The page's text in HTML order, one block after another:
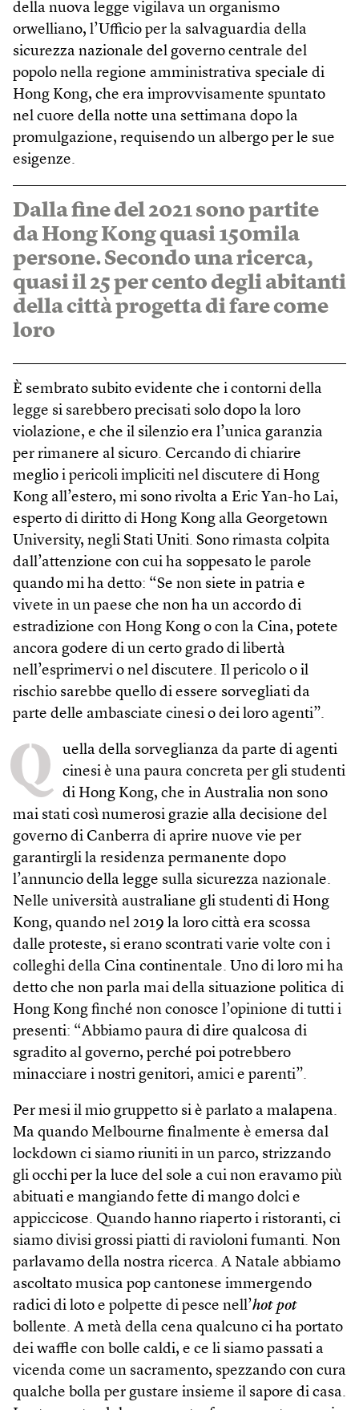
della nuova legge vigilava un organismo
orwelliano, l’Ufficio per la salvaguardia della
sicurezza nazionale del governo centrale del
popolo nella regione amministrativa speciale di
Hong Kong, che era improvvisamente spuntato
nel cuore della notte una settimana dopo la
promulgazione, requisendo un albergo per le sue
esigenze.
Dalla fine del 2021 sono partite
da Hong Kong quasi 150mila
persone. Secondo una ricerca,
quasi il 25 per cento degli abitanti
della città progetta di fare come
loro
È sembrato subito evidente che i contorni della
legge si sarebbero precisati solo dopo la loro
violazione, e che il silenzio era l’unica garanzia
per rimanere al sicuro. Cercando di chiarire
meglio i pericoli impliciti nel discutere di Hong
Kong all’estero, mi sono rivolta a Eric Yan-ho Lai,
esperto di diritto di Hong Kong alla Georgetown
University, negli Stati Uniti. Sono rimasta colpita
dall’attenzione con cui ha soppesato le parole
quando mi ha detto: “Se non siete in patria e
vivete in un paese che non ha un accordo di
estradizione con Hong Kong o con la Cina, potete
ancora godere di un certo grado di libertà
nell’esprimervi o nel discutere. Il pericolo o il
rischio sarebbe quello di essere sorvegliati da
parte delle ambasciate cinesi o dei loro agenti”.
Q uella della sorveglianza da parte di agenti
cinesi è una paura concreta per gli studenti
di Hong Kong, che in Australia non sono
mai stati così numerosi grazie alla decisione del
governo di Canberra di aprire nuove vie per
garantirgli la residenza permanente dopo
l’annuncio della legge sulla sicurezza nazionale.
Nelle università australiane gli studenti di Hong
Kong, quando nel 2019 la loro città era scossa
dalle proteste, si erano scontrati varie volte con i
colleghi della Cina continentale. Uno di loro mi ha
detto che non parla mai della situazione politica di
Hong Kong finché non conosce l’opinione di tutti i
presenti: “Abbiamo paura di dire qualcosa di
sgradito al governo, perché poi potrebbero
minacciare i nostri genitori, amici e parenti”.
Per mesi il mio gruppetto si è parlato a malapena.
Ma quando Melbourne finalmente è emersa dal
lockdown ci siamo riuniti in un parco, strizzando
gli occhi per la luce del sole a cui non eravamo più
abituati e mangiando fette di mango dolci e
appiccicose. Quando hanno riaperto i ristoranti, ci
siamo divisi grossi piatti di ravioloni fumanti. Non
parlavamo della nostra ricerca. A Natale abbiamo
ascoltato musica pop cantonese immergendo
radici di loto e polpette di pesce nell’hot pot
bollente. A metà della cena qualcuno ci ha portato
dei waffle con bolle caldi, e ce li siamo passati a
vicenda come un sacramento, spezzando con cura
qualche bolla per gustare insieme il sapore di casa.